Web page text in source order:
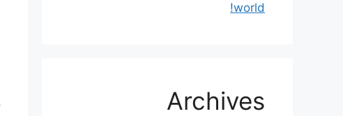
world!
Archives